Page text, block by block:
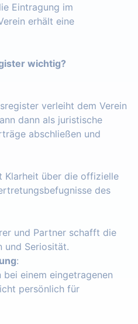
Eintragung im
erhält eine
wichtig?
verleiht dem Verein
dann als juristische
abschließen und
Klarheit über die offizielle
des
und Partner schafft die
und Seriosität.
:
einem eingetragenen
persönlich für